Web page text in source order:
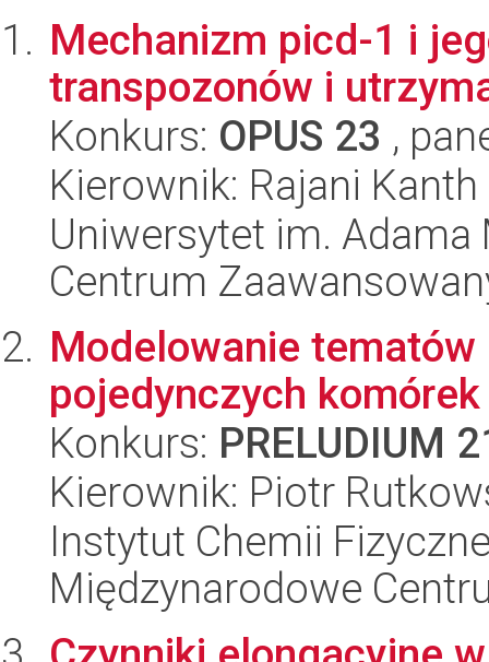
Mechanizm picd-1 i
transpozonów i
Konkurs: OPUS 23 ,
Kierownik: Rajani
Uniwersytet im.
Centrum
Modelowanie
pojedynczych komórek
Konkurs: PRELUDIUM
Kierownik: Piotr
Instytut Chemii
Międzynarodowe